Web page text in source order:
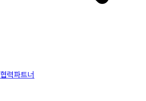
협력파트너